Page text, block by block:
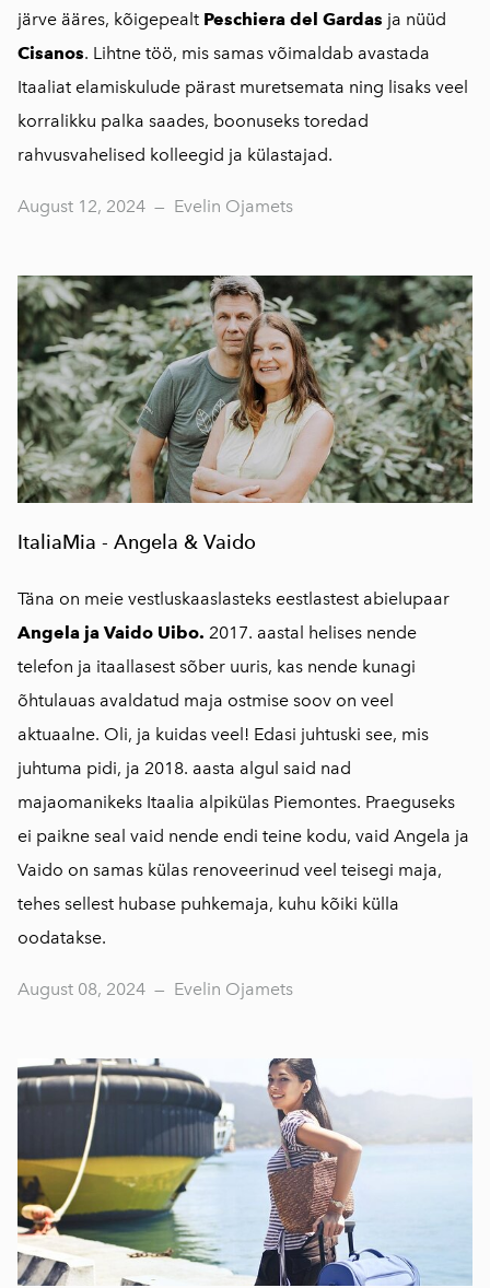
järve ääres, kõigepealt Peschiera del Gardas ja nüüd
Cisanos. Lihtne töö, mis samas võimaldab avastada
Itaaliat elamiskulude pärast muretsemata ning lisaks veel
korralikku palka saades, boonuseks toredad
rahvusvahelised kolleegid ja külastajad.
August 12, 2024 — Evelin Ojamets
ItaliaMia - Angela & Vaido
Täna on meie vestluskaaslasteks eestlastest abielupaar
Angela ja Vaido Uibo. 2017. aastal helises nende
telefon ja itaallasest sõber uuris, kas nende kunagi
õhtulauas avaldatud maja ostmise soov on veel
aktuaalne. Oli, ja kuidas veel! Edasi juhtuski see, mis
juhtuma pidi, ja 2018. aasta algul said nad
majaomanikeks Itaalia alpikülas Piemontes. Praeguseks
ei paikne seal vaid nende endi teine kodu, vaid Angela ja
Vaido on samas külas renoveerinud veel teisegi maja,
tehes sellest hubase puhkemaja, kuhu kõiki külla
oodatakse.
August 08, 2024 — Evelin Ojamets